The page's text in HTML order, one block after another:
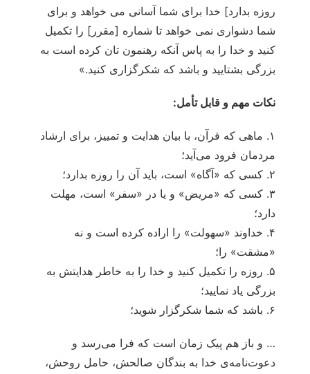
روزه بدارد] خدا براى شما آسانى مى‏ خواهد و براى
شما دشوارى نمى‏ خواهد تا شماره [مقرر] را تكميل
كنيد و خدا را به پاس آنكه رهنمون تان كرده است به
بزرگى بشتاييد و باشد كه شكرگزارى كنيد.»
نکات مهم و قابل تأمل:
۱. ماهی که قرآن، با بیان هدایت و تمییز، برای ارشاد
مردمان فرود می‌آید؛
۲. کسی که «آگاه» است، باید آن را روزه بدارد؛
۳. کسی که «مریض» و یا در «سفر» است، مهلت
دارد؛
۴. خداوند «سهولت» را اراده کرده است و نه
«مشقت» را؛
۵. روزه را تکمیل کنید و خدا را به خاطر هدایتش به
بزرگی یاد نمایید؛
۶. باشد که شما شکرگزار شوید؛
… و باز هم پیک زمان است که فرا می‌رسد و
دعوت‌نامه‌ی خدا به بندگان صالحش، حامل روحش،